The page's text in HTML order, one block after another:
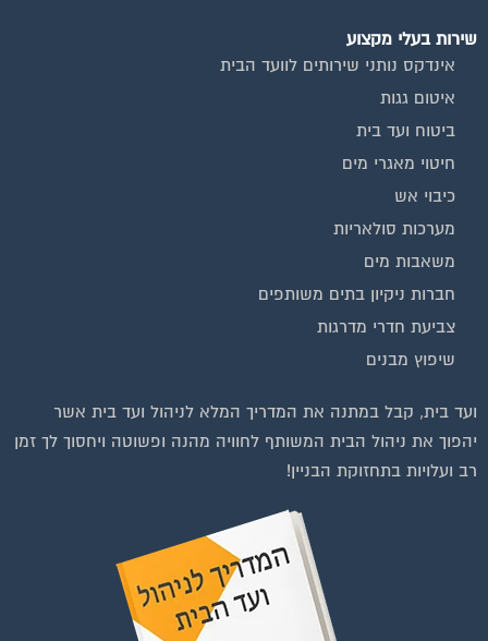
שירות בעלי מקצוע
אינדקס נותני שירותים לוועד הבית
איטום גגות
ביטוח ועד בית
חיטוי מאגרי מים
כיבוי אש
מערכות סולאריות
משאבות מים
חברות ניקיון בתים משותפים
צביעת חדרי מדרגות
שיפוץ מבנים
ועד בית, קבל במתנה את המדריך המלא לניהול ועד בית אשר
יהפוך את ניהול הבית המשותף לחוויה מהנה ופשוטה ויחסוך לך זמן
רב ועלויות בתחזוקת הבניין!